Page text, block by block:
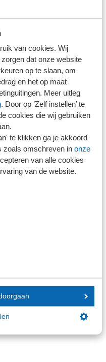
van cookies. Wij
dat onze website
op te slaan, om
en het op maat
Meer uitleg
. Door op ’Zelf instellen’ te
cookies die wij gebruiken
te klikken ga je akkoord
zoals omschreven in onze
van alle cookies
van de website.
als een onbelaste
te geven. SEO beveelt
Het kabinet neemt
2026 een besluit.
mogelijk verbod op
met belast loon
Op Prinsjesdag
worden.
bij 25/40 jaar